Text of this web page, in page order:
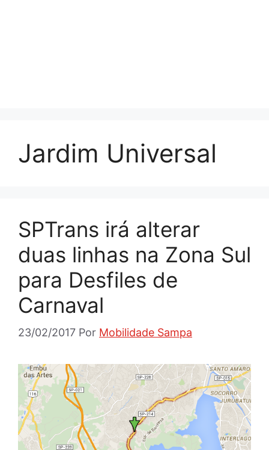
Jardim Universal
SPTrans irá alterar
duas linhas na Zona Sul
para Desfiles de
Carnaval
23/02/2017 Por Mobilidade Sampa